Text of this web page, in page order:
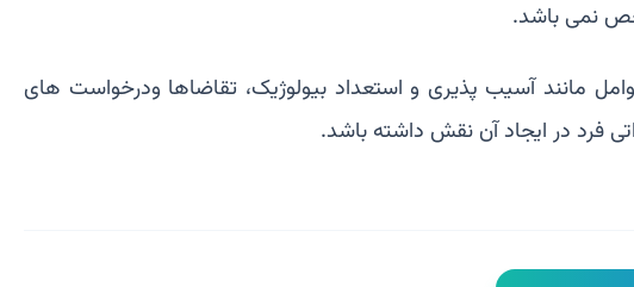
نمی باشد.
مانند آسیب پذیری و استعداد بیولوژیک، تقاضاها ودرخواست های
در ایجاد آن نقش داشته باشد.